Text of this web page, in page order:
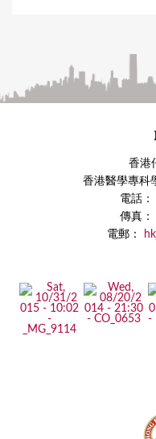
香港
香港醫學專科
電話
傳真
電郵：